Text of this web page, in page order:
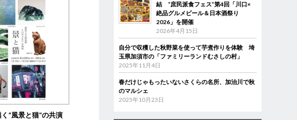
“風景と猫”の共演
結 “庶民派食フェス”第4回「川口×
絶品グルメビール＆日本酒祭り
2026」を開催
2026年4月15日
自分で収穫した秋野菜を使って芋煮作りを体験 埼
玉県加須市の「ファミリーランドむさしの村」
2025年11月4日
春だけじゃもったいないさくらの名所、加治川で秋
のマルシェ
2025年10月23日